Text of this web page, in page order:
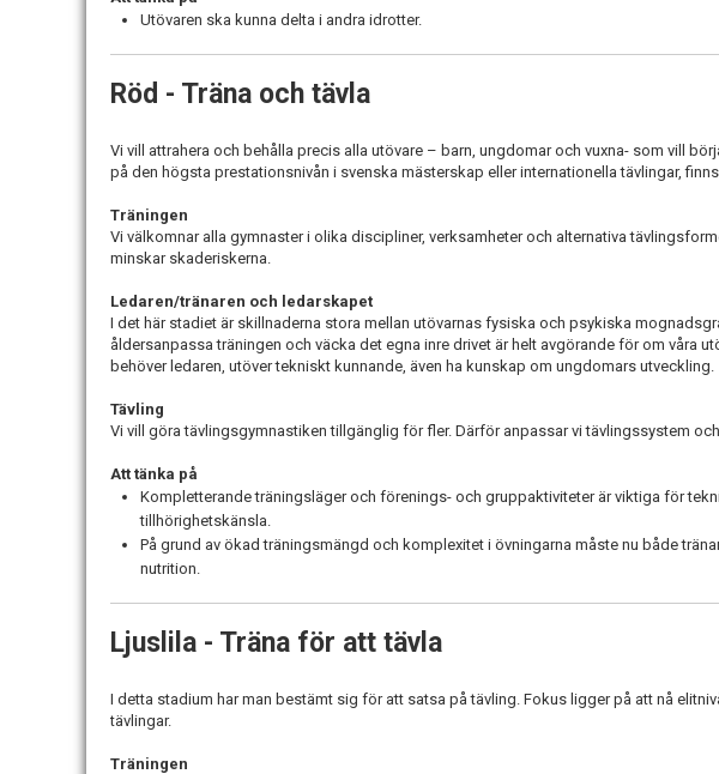
Utövaren ska kunna delta i andra idrotter.
Röd - Träna och tävla
Vi vill attrahera och behålla precis alla utövare – barn, ungdomar och vuxna- som vill
på den högsta prestationsnivån i svenska mästerskap eller internationella tävlingar,
Träningen
Vi välkomnar alla gymnaster i olika discipliner, verksamheter och alternativa
minskar skaderiskerna.
Ledaren/tränaren och ledarskapet
I det här stadiet är skillnaderna stora mellan utövarnas fysiska och psykiska
åldersanpassa träningen och väcka det egna inre drivet är helt avgörande för om våra
behöver ledaren, utöver tekniskt kunnande, även ha kunskap om ungdomars utveckling.
Tävling
Vi vill göra tävlingsgymnastiken tillgänglig för fler. Därför anpassar vi tävlingssystem
Att tänka på
Kompletterande träningsläger och förenings- och gruppaktiviteter är viktiga för
tillhörighetskänsla.
På grund av ökad träningsmängd och komplexitet i övningarna måste nu både
nutrition.
Ljuslila - Träna för att tävla
I detta stadium har man bestämt sig för att satsa på tävling. Fokus ligger på att nå
tävlingar.
Träningen